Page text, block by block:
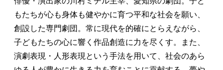
もたちが心も身体も健やかに育つ平和な社会を願い、
創設した専門劇団。常に現代を的確にとらえながら、
子どもたちの心に響く作品創造に力を尽くす。また、
演劇表現・人形表現という手法を用いて、社会のあら